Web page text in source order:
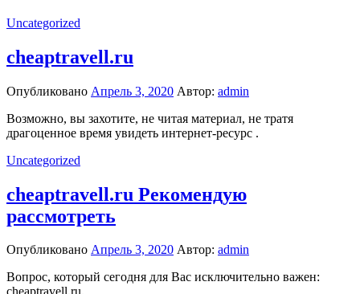
Uncategorized
cheaptravell.ru
Опубликовано Апрель 3, 2020 Автор: admin
Возможно, вы захотите, не читая материал, не тратя
драгоценное время увидеть интернет-ресурс .
Uncategorized
cheaptravell.ru Рекомендую
рассмотреть
Опубликовано Апрель 3, 2020 Автор: admin
Вопрос, который сегодня для Вас исключительно важен: